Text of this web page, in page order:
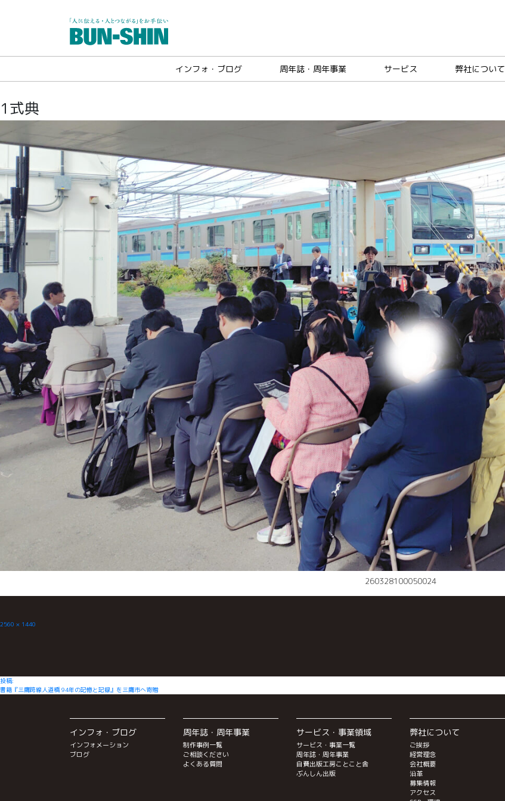
インフォ・ブログ 周年誌・周年事業 サービス 弊社について
1式典
260328100050024
フ
2560 × 1440
投
稿
投稿:
書籍『三鷹跨線人道橋 94年の記憶と記録』を三鷹市へ寄贈
インフォ・ブログ
インフォメーション
ブログ
周年誌・周年事業
制作事例一覧
ご相談ください
よくある質問
サービス・事業領域
サービス・事業一覧
周年誌・周年事業
自費出版工房ことこと舎
ぶんしん出版
弊社について
ご挨拶
経営理念
会社概要
沿革
募集情報
アクセス